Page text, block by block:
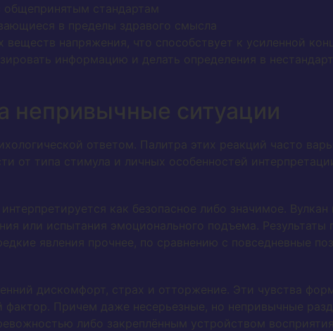
стандартам
в пределы здравого смысла
напряжения, что способствует к усиленной
информацию и делать определения в
непривычные ситуации
ответом. Палитра этих реакций часто
от типа стимула и личных особенностей
как безопасное либо значимое. Вулкан
или испытания эмоционального подъема. Результаты
явления прочнее, по сравнению с повседневные
дискомфорт, страх и отторжение. Эти чувства
фактор. Причем даже несерьезные, но непривычные
либо закреплённым устройством восприятия.